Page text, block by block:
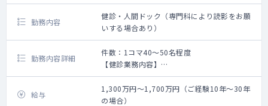
勤務内容
健診・人間ドック（専門科により読影をお願
いする場合あり）
勤務内容詳細
件数：1コマ40～50名程度
【健診業務内容】
午前：定期健診及び人間ドックなど、健診利
用者の診察(問診・聴診) 、人間ドックの説明
・企業及び住民の健診利用者の診察(問診・聴
給与
1,300万円～1,700万円（ご経験10年～30年
の場合）